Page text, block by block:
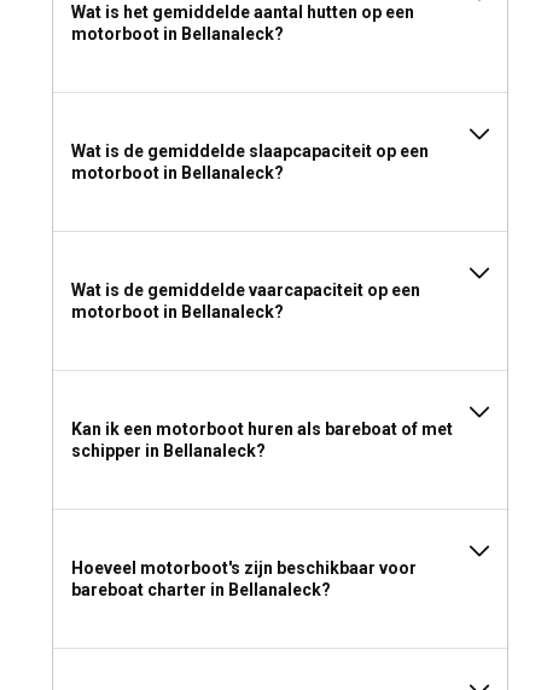
Wat is het gemiddelde aantal hutten op een
motorboot in Bellanaleck?
Wat is de gemiddelde slaapcapaciteit op een
motorboot in Bellanaleck?
Wat is de gemiddelde vaarcapaciteit op een
motorboot in Bellanaleck?
Kan ik een motorboot huren als bareboat of met
schipper in Bellanaleck?
Hoeveel motorboot's zijn beschikbaar voor
bareboat charter in Bellanaleck?